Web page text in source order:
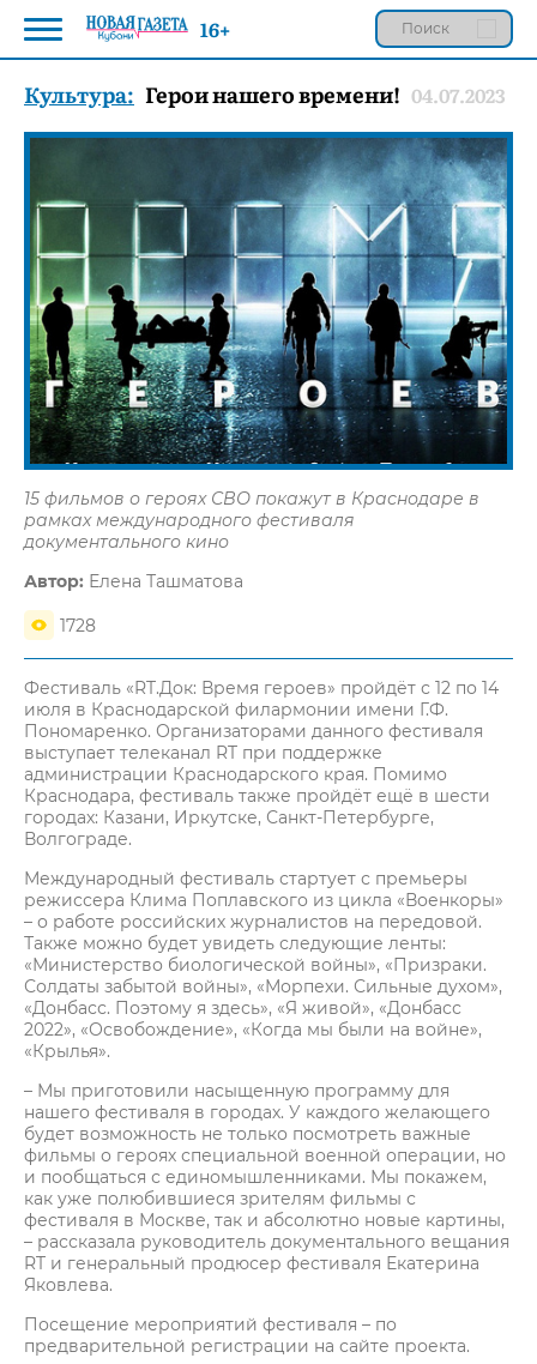
Культура: Герои нашего времени! 04.07.2023
15 фильмов о героях СВО покажут в Краснодаре в
рамках международного фестиваля
документального кино
Автор: Елена Ташматова
1728
Фестиваль «RT.Док: Время героев» пройдёт с 12 по 14
июля в Краснодарской филармонии имени Г.Ф.
Пономаренко. Организаторами данного фестиваля
выступает телеканал RT при поддержке
администрации Краснодарского края. Помимо
Краснодара, фестиваль также пройдёт ещё в шести
городах: Казани, Иркутске, Санкт-Петербурге,
Волгограде.
Международный фестиваль стартует с премьеры
режиссера Клима Поплавского из цикла «Военкоры»
– о работе российских журналистов на передовой.
Также можно будет увидеть следующие ленты:
«Министерство биологической войны», «Призраки.
Солдаты забытой войны», «Морпехи. Сильные духом»,
«Донбасс. Поэтому я здесь», «Я живой», «Донбасс
2022», «Освобождение», «Когда мы были на войне»,
«Крылья».
– Мы приготовили насыщенную программу для
нашего фестиваля в городах. У каждого желающего
будет возможность не только посмотреть важные
фильмы о героях специальной военной операции, но
и пообщаться с единомышленниками. Мы покажем,
как уже полюбившиеся зрителям фильмы с
фестиваля в Москве, так и абсолютно новые картины,
– рассказала руководитель документального вещания
RT и генеральный продюсер фестиваля Екатерина
Яковлева.
Посещение мероприятий фестиваля – по
предварительной регистрации на сайте проекта.
16+